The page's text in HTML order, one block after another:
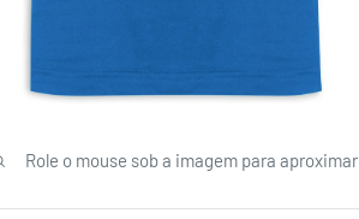
Role o mouse sob a imagem para aproximar